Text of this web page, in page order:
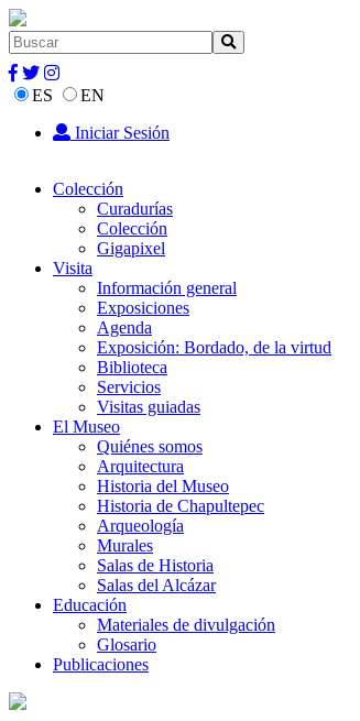
ES
EN
Iniciar Sesión
Colección
Curadurías
Colección
Gigapixel
Visita
Información general
Exposiciones
Agenda
Exposición: Bordado, de la virtud
Biblioteca
Servicios
Visitas guiadas
El Museo
Quiénes somos
Arquitectura
Historia del Museo
Historia de Chapultepec
Arqueología
Murales
Salas de Historia
Salas del Alcázar
Educación
Materiales de divulgación
Glosario
Publicaciones